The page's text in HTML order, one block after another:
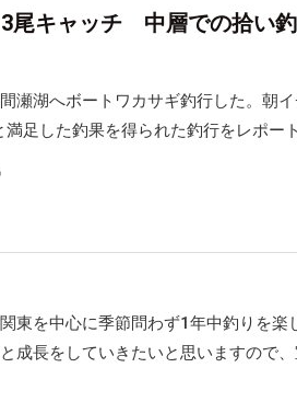
尾キャッチ 中層での拾い
瀬湖へボートワカサギ釣行した。朝
足した釣果を得られた釣行をレポート
東を中心に季節問わず1年中釣りを楽
成長をしていきたいと思いますので